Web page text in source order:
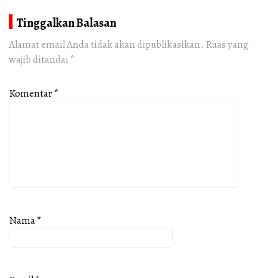
Tinggalkan Balasan
Alamat email Anda tidak akan dipublikasikan. Ruas yang
wajib ditandai *
Komentar*
Nama*